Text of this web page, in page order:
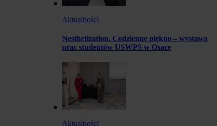
Aktualności
Nesthetization. Codzienne piękno – wystawa
prac studentów USWPS w Osace
Aktualności